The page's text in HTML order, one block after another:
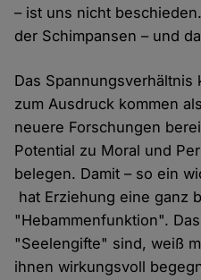
– ist uns nicht
der Schimpansen – und
Das
zum Ausdruck kommen
neuere Forschungen
Potential zu Moral und
belegen. Damit – so ein
hat Erziehung eine ganz
"Hebammenfunktion".
"Seelengifte" sind, weiß
ihnen wirkungsvoll